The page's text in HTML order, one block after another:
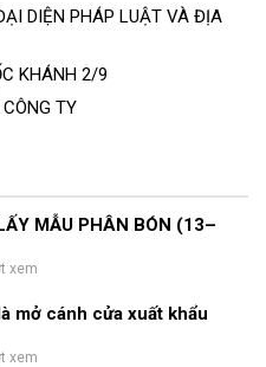
DIỆN PHÁP LUẬT VÀ ĐỊA
KHÁNH 2/9
TY
MẪU PHÂN BÓN (13–
xem
mở cánh cửa xuất khẩu
xem